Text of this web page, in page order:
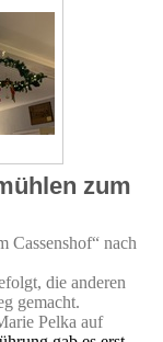
zum
Cassenshof“ nach
die anderen
gemacht.
Pelka auf